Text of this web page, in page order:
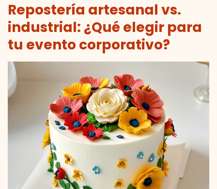
Repostería artesanal vs.
industrial: ¿Qué elegir para
tu evento corporativo?